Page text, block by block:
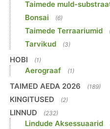
Taimede muld-
Bonsai (6)
Taimede Terraariumid
Tarvikud (3)
HOBI (1)
Aerograaf (1)
TAIMED AEDA 2026 (189)
KINGITUSED (2)
LINNUD (232)
Lindude Aksessuaarid